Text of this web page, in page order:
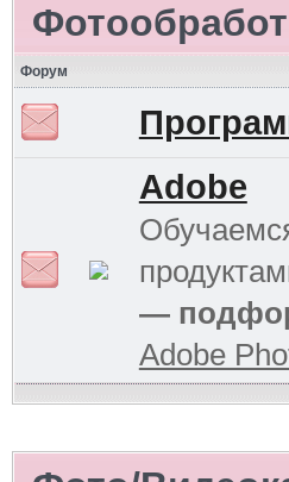
Форум
Adobe
—
Adobe